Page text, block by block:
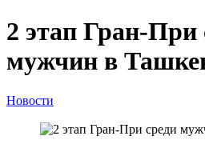
2 этап Гран-При
мужчин в
Новости